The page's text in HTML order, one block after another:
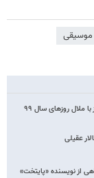
موسیقی
کیهان کلهر، سالار عقیلی، رضاصادقی و ... چگونه به ستیز با ملال روزهای سال ۹۹
از نویسنده «پایتخت»